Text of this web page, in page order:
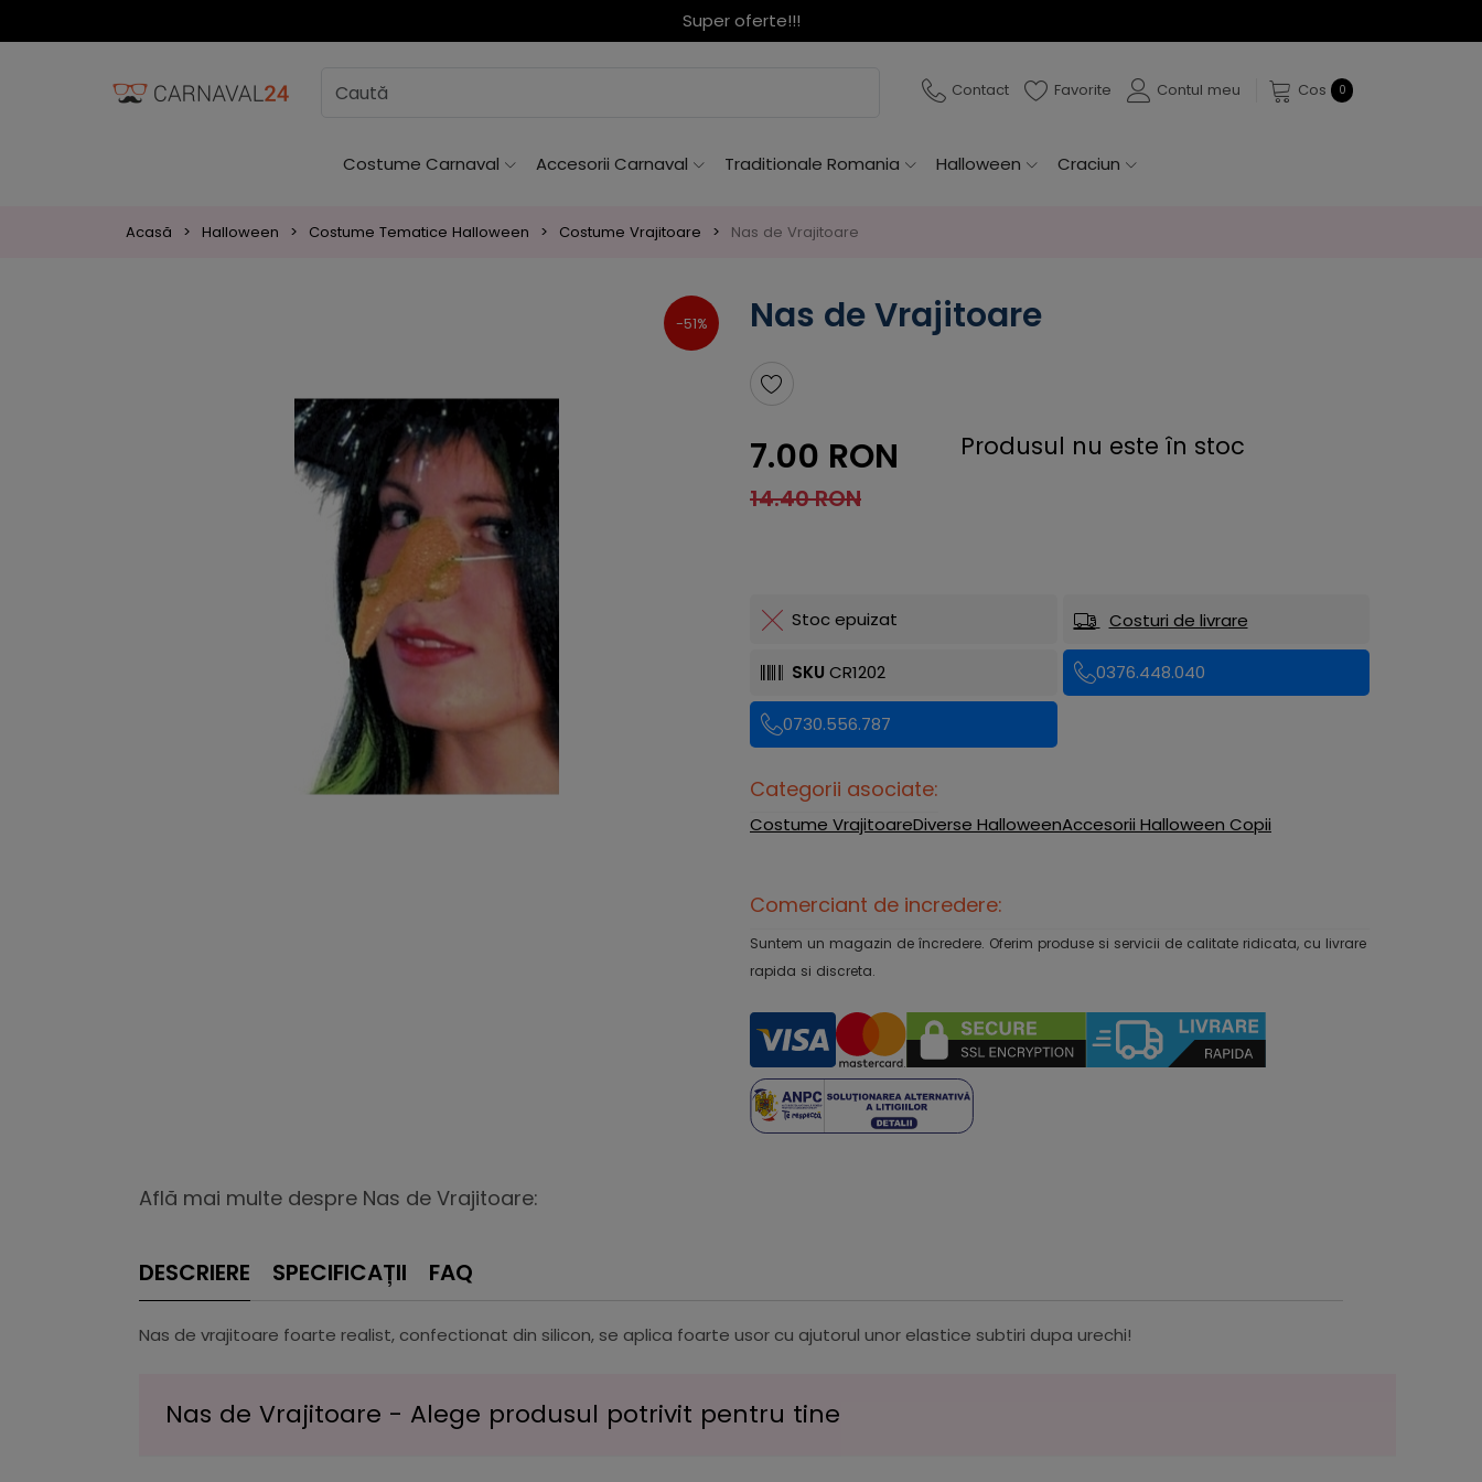
Super oferte!!!
Contact Favorite Contul meu Cos 0
Costume Carnaval Accesorii Carnaval Traditionale Romania Halloween Craciun
Acasă Halloween Costume Tematice Halloween Costume Vrajitoare Nas de Vrajitoare
-51% Nas de Vrajitoare
7.00 RON
14.40 RON
Produsul nu este în stoc
Stoc epuizat Costuri de livrare
SKU CR1202 0376.448.040
0730.556.787
Categorii asociate:
Costume VrajitoareDiverse HalloweenAccesorii Halloween Copii
Comerciant de incredere:
Suntem un magazin de încredere. Oferim produse si servicii de calitate ridicata, cu livrare
rapida si discreta.
Află mai multe despre Nas de Vrajitoare:
DESCRIERE SPECIFICAȚII FAQ
Nas de vrajitoare foarte realist, confectionat din silicon, se aplica foarte usor cu ajutorul unor elastice subtiri dupa urechi!
Nas de Vrajitoare - Alege produsul potrivit pentru tine